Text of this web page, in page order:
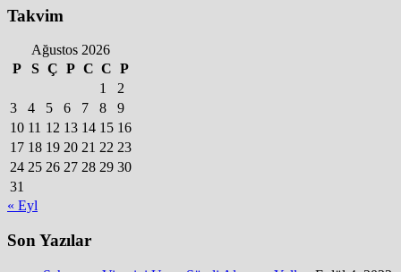
Takvim
Ağustos 2026
P
S Ç P C C P
1
2
3
4 5 6 7 8
9
10 11 12 13 14 15 16
17 18 19 20 21 22 23
24 25 26 27 28 29 30
31
« Eyl
Son Yazılar